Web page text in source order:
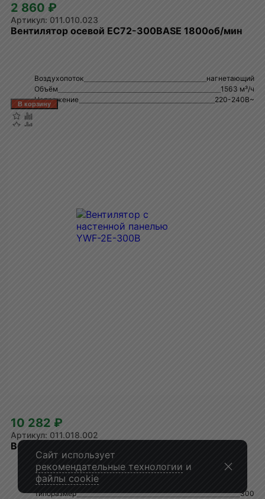
2 860 ₽
011.010.023
Вентилятор осевой EC72-300BASE 1800об/мин
Воздухопоток
нагнетающий
Объём
1563 м³/ч
Напряжение
220-240В~
10 282 ₽
011.018.002
Вентилятор с настенной панелью YWF-2E-300B
Типоразмер 300
Сайт использует
рекомендательные технологии и
файлы cookie